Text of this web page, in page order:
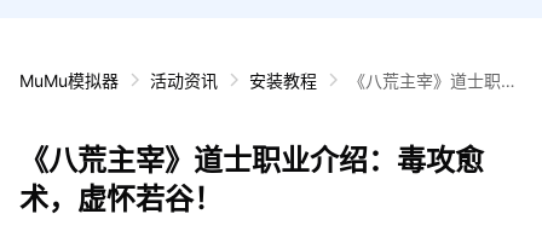
MuMu模拟器 活动资讯 安装教程
《八荒主宰》道士职业
《八荒主宰》道士职业介绍：毒攻愈
术，虚怀若谷！